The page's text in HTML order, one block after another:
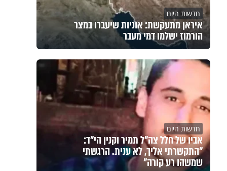
חדשות היום
איראן מתעקשת: אוניות שיעברו במצר
הורמוז ישלמו דמי מעבר
חדשות היום
אביו של חלל צה"ל תמיר וקנין הי"ד:
"התקשרתי אליך, לא ענית. הרגשתי
שמשהו רע קורה"